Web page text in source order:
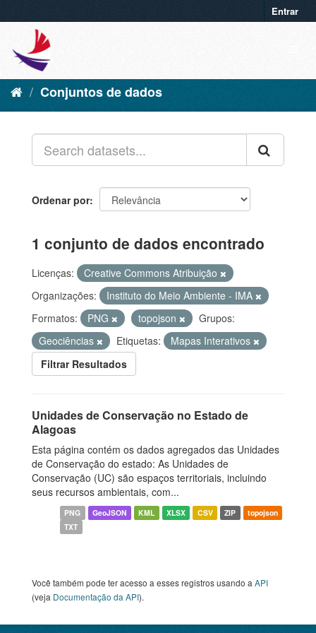
Entrar
Conjuntos de dados
Ordenar por
1 conjunto de dados encontrado
Licenças:
Creative Commons Atribuição
Organizações:
Instituto do Meio Ambiente - IMA
Formatos:
PNG topojson
Grupos:
Geociências
Etiquetas:
Mapas Interativos
Filtrar Resultados
Unidades de Conservação no Estado de
Alagoas
Esta página contém os dados agregados das Unidades
de Conservação do estado: As Unidades de
Conservação (UC) são espaços territoriais, incluindo
seus recursos ambientais, com...
PNG GeoJSON KML XLSX CSV ZIP
topojson
TXT
Você também pode ter acesso a esses registros usando a API
(veja Documentação da API).